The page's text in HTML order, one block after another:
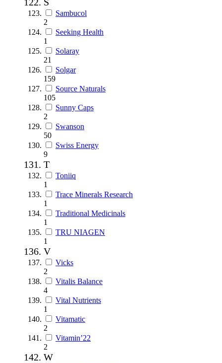
Sambucol
2
Seeking Health
1
Solaray
21
Solgar
159
Source Naturals
105
Sunny Caps
2
Swanson
50
Swiss Energy
9
T
Toniiq
1
Trace Minerals Research
1
Traditional Medicinals
1
TRU NIAGEN
1
V
Vicks
2
Vitalis Balance
4
Vital Nutrients
1
Vitamatic
2
Vitamin’22
2
W